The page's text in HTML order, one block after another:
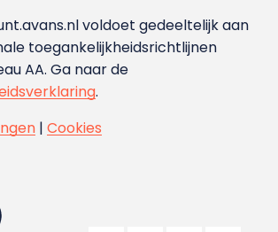
voldoet gedeeltelijk aan
toegankelijkheidsrichtlijnen
AA. Ga naar de
.
| Cookies